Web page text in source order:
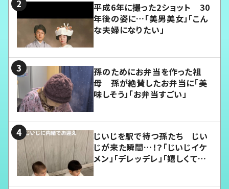
平成6年に撮った2ショット 30
年後の姿に…「美男美女」「こん
な夫婦になりたい」
孫のためにお弁当を作った祖
母 孫が絶賛したお弁当に「美
味しそう」「お弁当すごい」
じいじを駅で待つ孫たち じい
じが来た瞬間…！？「じいじイケ
メン」「デレッデレ」「嬉しくて可